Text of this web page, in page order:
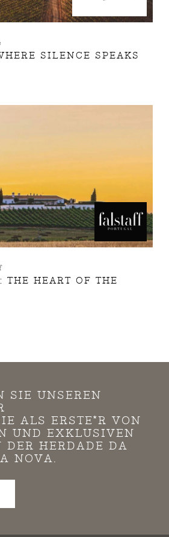
SILENCE SPEAKS
THE HEART OF THE
SIE UNSEREN
ALS ERSTE*R VON
UND EXKLUSIVEN
DER HERDADE DA
NOVA.